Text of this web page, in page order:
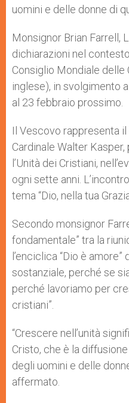
uomini e delle donne di
Monsignor Brian Farrell,
dichiarazioni nel
Consiglio Mondiale delle
inglese), in svolgimento
al 23 febbraio prossimo.
Il Vescovo rappresenta il
Cardinale Walter
l’Unità dei Cristiani,
ogni sette anni.
tema “Dio, nella tua
Secondo monsignor
fondamentale” tra la
l’enciclica “Dio è amore”
sostanziale, perché se
perché lavoriamo per
cristiani”.
“Crescere nell’unità
Cristo, che è la
degli uomini e delle
affermato.